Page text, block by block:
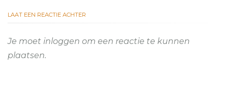
LAAT EEN REACTIE ACHTER
Je moet inloggen om een reactie te kunnen
plaatsen.